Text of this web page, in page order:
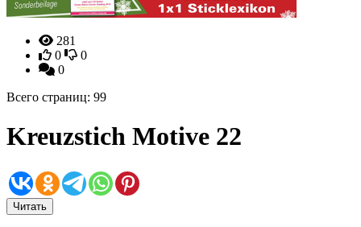
281
0
0
0
Всего страниц: 99
Kreuzstich Motive 22
Читать